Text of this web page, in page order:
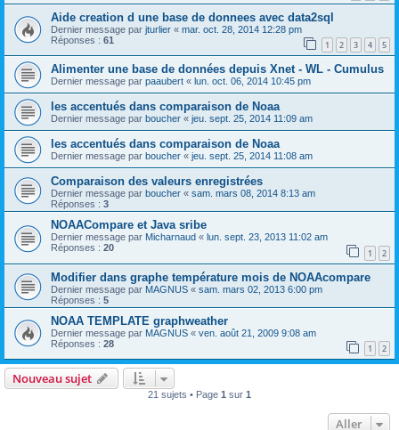
Aide creation d une base de donnees avec data2sql
Dernier message par jturlier « mar. oct. 28, 2014 12:28 pm
Réponses : 61 1 2 3 4 5
Alimenter une base de données depuis Xnet - WL - Cumulus
Dernier message par paaubert « lun. oct. 06, 2014 10:45 pm
les accentués dans comparaison de Noaa
Dernier message par boucher « jeu. sept. 25, 2014 11:09 am
les accentués dans comparaison de Noaa
Dernier message par boucher « jeu. sept. 25, 2014 11:08 am
Comparaison des valeurs enregistrées
Dernier message par boucher « sam. mars 08, 2014 8:13 am
Réponses : 3
NOAACompare et Java sribe
Dernier message par Micharnaud « lun. sept. 23, 2013 11:02 am
Réponses : 20 1 2
Modifier dans graphe température mois de NOAAcompare
Dernier message par MAGNUS « sam. mars 02, 2013 6:00 pm
Réponses : 5
NOAA TEMPLATE graphweather
Dernier message par MAGNUS « ven. août 21, 2009 9:08 am
Réponses : 28 1 2
Nouveau sujet
21 sujets • Page 1 sur 1
Aller